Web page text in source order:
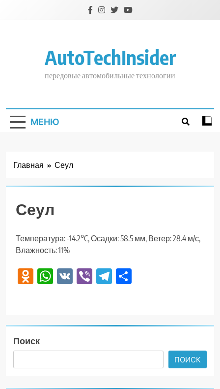
AutoTechInsider
передовые автомобильные технологии
МЕНЮ
Главная Сеул
Сеул
Температура: -14.2°C, Осадки: 58.5 мм, Ветер: 28.4 м/с,
Влажность: 11%
Odnoklassniki
WhatsApp
VK ViberTelegram
Поиск
ПОИСК